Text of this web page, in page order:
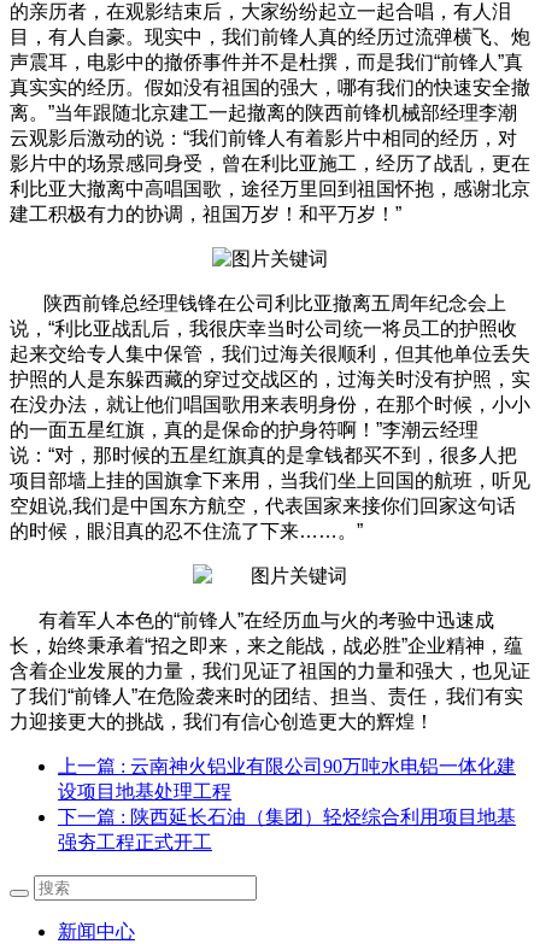
的亲历者，在观影结束后，大家纷纷起立一起合唱，有人泪
目，有人自豪。现实中，我们前锋人真的经历过流弹横飞、炮
声震耳，电影中的撤侨事件并不是杜撰，而是我们“前锋人”真
真实实的经历。假如没有祖国的强大，哪有我们的快速安全撤
离。”当年跟随北京建工一起撤离的陕西前锋机械部经理李潮
云观影后激动的说：“我们前锋人有着影片中相同的经历，对
影片中的场景感同身受，曾在利比亚施工，经历了战乱，更在
利比亚大撤离中高唱国歌，途径万里回到祖国怀抱，感谢北京
建工积极有力的协调，祖国万岁！和平万岁！”
陕西前锋总经理钱锋在公司利比亚撤离五周年纪念会上
说，“利比亚战乱后，我很庆幸当时公司统一将员工的护照收
起来交给专人集中保管，我们过海关很顺利，但其他单位丢失
护照的人是东躲西藏的穿过交战区的，过海关时没有护照，实
在没办法，就让他们唱国歌用来表明身份，在那个时候，小小
的一面五星红旗，真的是保命的护身符啊！”李潮云经理
说：“对，那时候的五星红旗真的是拿钱都买不到，很多人把
项目部墙上挂的国旗拿下来用，当我们坐上回国的航班，听见
空姐说,我们是中国东方航空，代表国家来接你们回家这句话
的时候，眼泪真的忍不住流了下来……。”
有着军人本色的“前锋人”在经历血与火的考验中迅速成
长，始终秉承着“招之即来，来之能战，战必胜”企业精神，蕴
含着企业发展的力量，我们见证了祖国的力量和强大，也见证
了我们“前锋人”在危险袭来时的团结、担当、责任，我们有实
力迎接更大的挑战，我们有信心创造更大的辉煌！
上一篇 : 云南神火铝业有限公司90万吨水电铝一体化建
设项目地基处理工程
下一篇 : 陕西延长石油（集团）轻烃综合利用项目地基
强夯工程正式开工
新闻中心